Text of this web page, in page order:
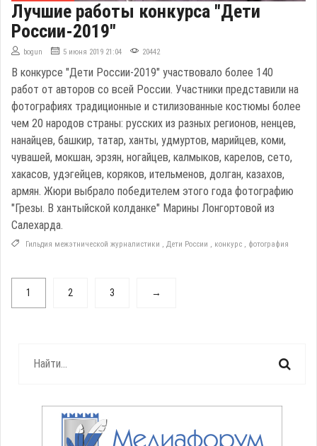
Лучшие работы конкурса "Дети
России-2019"
bogun 5 июня 2019 21:04 20442
В конкурсе "Дети России-2019" участвовало более 140
работ от авторов со всей России. Участники представили на
фотографиях традиционные и стилизованные костюмы более
чем 20 народов страны: русских из разных регионов, ненцев,
нанайцев, башкир, татар, ханты, удмуртов, марийцев, коми,
чувашей, мокшан, эрзян, ногайцев, калмыков, карелов, сето,
хакасов, удэгейцев, коряков, ительменов, долган, казахов,
армян. Жюри выбрало победителем этого года фотографию
"Грезы. В хантыйской колданке" Марины Лонгортовой из
Салехарда.
Гильдия межэтнической журналистики , Дети России , конкурс , фотография
1 2 3 →